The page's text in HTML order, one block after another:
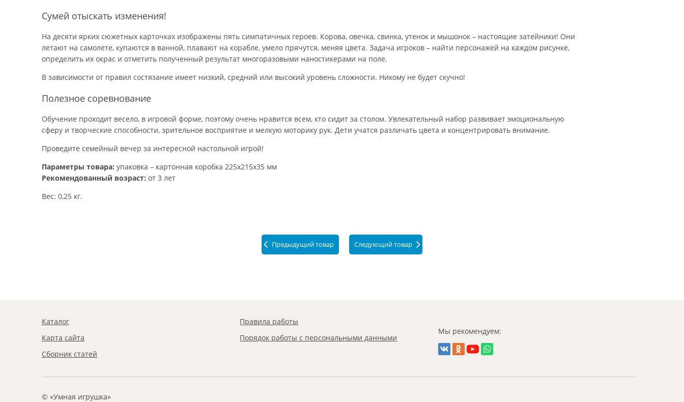
Сумей отыскать изменения!
На десяти ярких сюжетных карточках изображены пять симпатичных героев. Корова, овечка, свинка, утенок и мышонок – настоящие затейники! Они
летают на самолете, купаются в ванной, плавают на корабле, умело прячутся, меняя цвета. Задача игроков – найти персонажей на каждом рисунке,
определить их окрас и отметить полученный результат многоразовыми наностикерами на поле.
В зависимости от правил состязание имеет низкий, средний или высокий уровень сложности. Никому не будет скучно!
Полезное соревнование
Обучение проходит весело, в игровой форме, поэтому очень нравится всем, кто сидит за столом. Увлекательный набор развивает эмоциональную
сферу и творческие способности, зрительное восприятие и мелкую моторику рук. Дети учатся различать цвета и концентрировать внимание.
Проведите семейный вечер за интересной настольной игрой!
Параметры товара: упаковка – картонная коробка 225х215х35 мм
Рекомендованный возраст: от 3 лет
Вес: 0,25 кг.
Предыдущий товар Следующий товар
Каталог
Карта сайта
Сборник статей
Правила работы
Порядок работы с персональными данными
© «Умная игрушка»
Мы рекомендуем: